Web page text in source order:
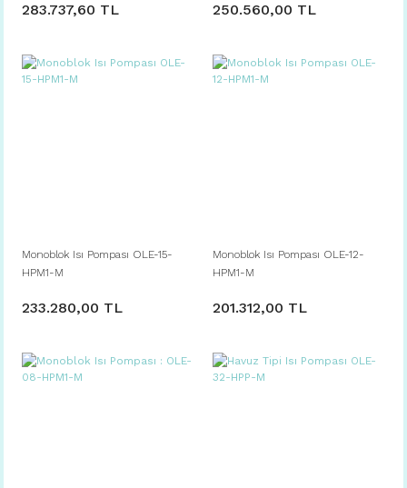
283.737,60 TL 250.560,00 TL
Monoblok Isı Pompası OLE-15-
HPM1-M
233.280,00 TL
Monoblok Isı Pompası OLE-12-
HPM1-M
201.312,00 TL